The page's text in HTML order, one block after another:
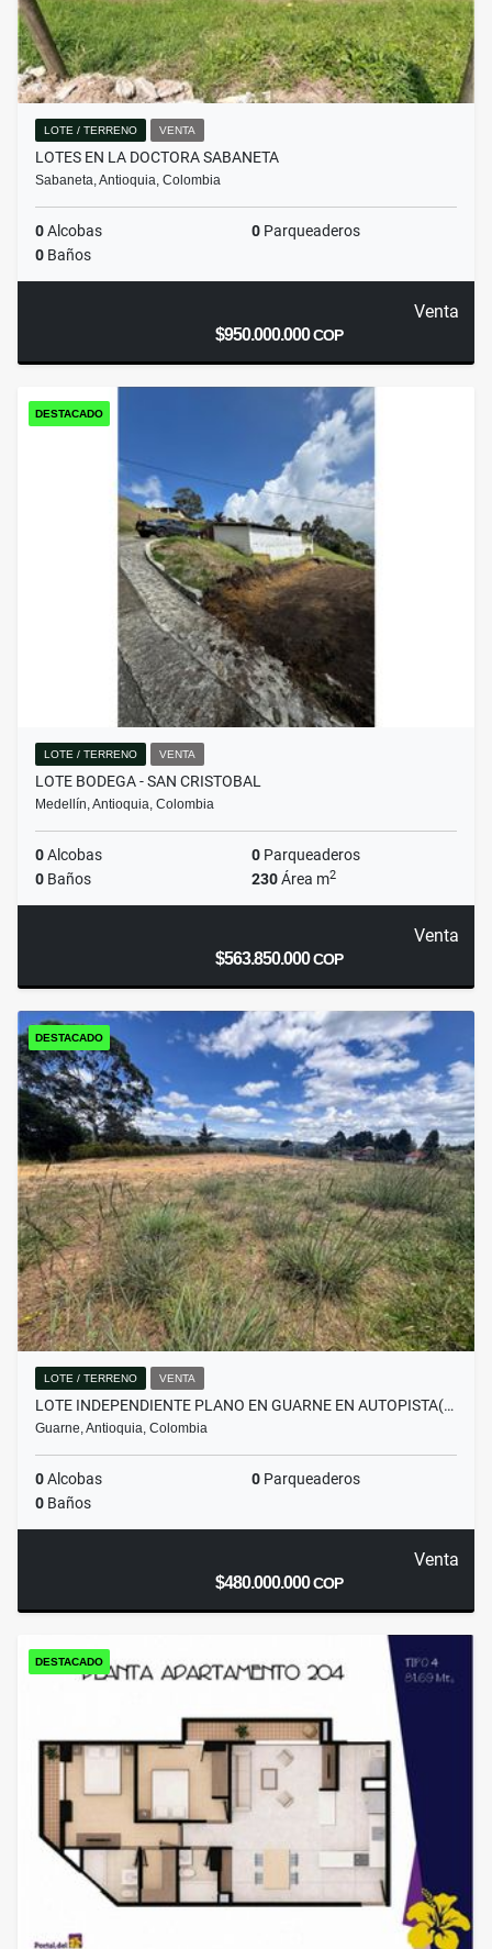
LOTE / TERRENO VENTA
LOTES EN LA DOCTORA SABANETA
Sabaneta, Antioquia, Colombia
0Alcobas 0 Parqueaderos
0 Baños
Venta
$950.000.000COP
DESTACADO
LOTE / TERRENO VENTA
LOTE BODEGA - SAN CRISTOBAL
Medellín, Antioquia, Colombia
0Alcobas 0 Parqueaderos
0 Baños 230Área m2
Venta
$563.850.000COP
DESTACADO
LOTE / TERRENO VENTA
LOTE INDEPENDIENTE PLANO EN GUARNE EN AUTOPISTA(…
Guarne, Antioquia, Colombia
0Alcobas 0 Parqueaderos
0 Baños
Venta
$480.000.000COP
DESTACADO